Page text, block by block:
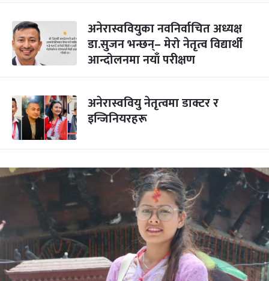
अनेरास्ववियुका नवनिर्वाचित अध्यक्ष
डा.सुजन भन्छन्– मेरो नेतृत्व विद्यार्थी
आन्दोलनमा नयाँ परीक्षण
अनेरास्ववियु नेतृत्वमा डाक्टर र
इन्जिनियरहरू